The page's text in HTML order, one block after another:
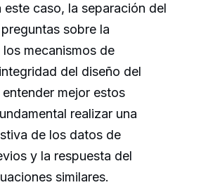
este caso, la separación del
sobre la
mecanismos de
del diseño del
mejor estos
realizar una
de los datos de
y la respuesta del
similares.